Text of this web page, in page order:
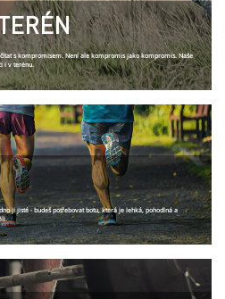
s kompromisem. Není ale kompromis jako kompromis. Naše
i v terénu.
ji jisté - budeš potřebovat botu, která je lehká, pohodlná a